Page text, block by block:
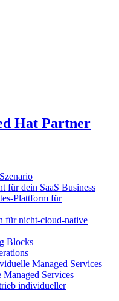
Hat Partner
für dein SaaS Business
Plattform für
für nicht-cloud-native
Blocks
Managed Services
Managed Services
individueller